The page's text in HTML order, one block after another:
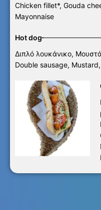
Chicken fillet*, Gouda
Mayonnaise
Hot dog
Διπλό λουκάνικο,
Double sausage,